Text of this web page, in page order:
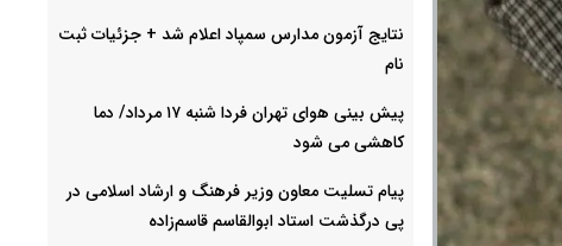
نتایج آزمون مدارس سمپاد اعلام شد + جزئیات ثبت
نام
پیش بینی هوای تهران فردا شنبه ۱۷ مرداد/ دما
کاهشی می شود
پیام تسلیت معاون وزیر فرهنگ و ارشاد اسلامی در
پی درگذشت استاد ابوالقاسم قاسم‌زاده